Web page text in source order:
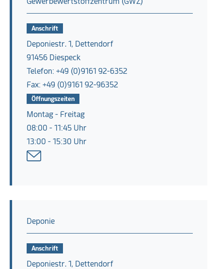
Anschrift
Deponiestr. 1, Dettendorf
91456 Diespeck
Telefon: +49 (0)9161 92-6352
Fax: +49 (0)9161 92-96352
Öffnungszeiten
Montag - Freitag
08:00 - 11:45 Uhr
13:00 - 15:30 Uhr
Deponie
Anschrift
Deponiestr. 1, Dettendorf